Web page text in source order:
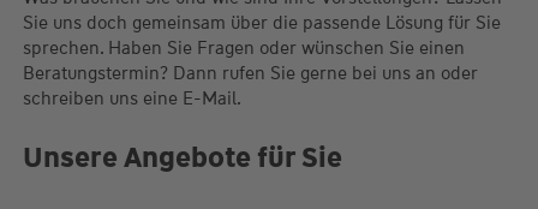
Sie uns doch gemeinsam über die passende Lösung für Sie
sprechen. Haben Sie Fragen oder wünschen Sie einen
Beratungstermin? Dann rufen Sie gerne bei uns an oder
schreiben uns eine E-Mail.
Unsere Angebote für Sie